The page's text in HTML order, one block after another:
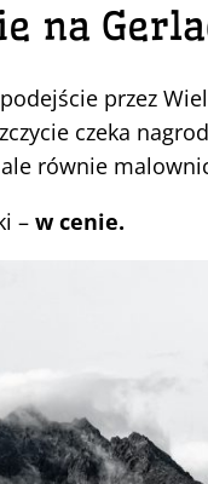
na
przez
czeka
równie
– w cenie.